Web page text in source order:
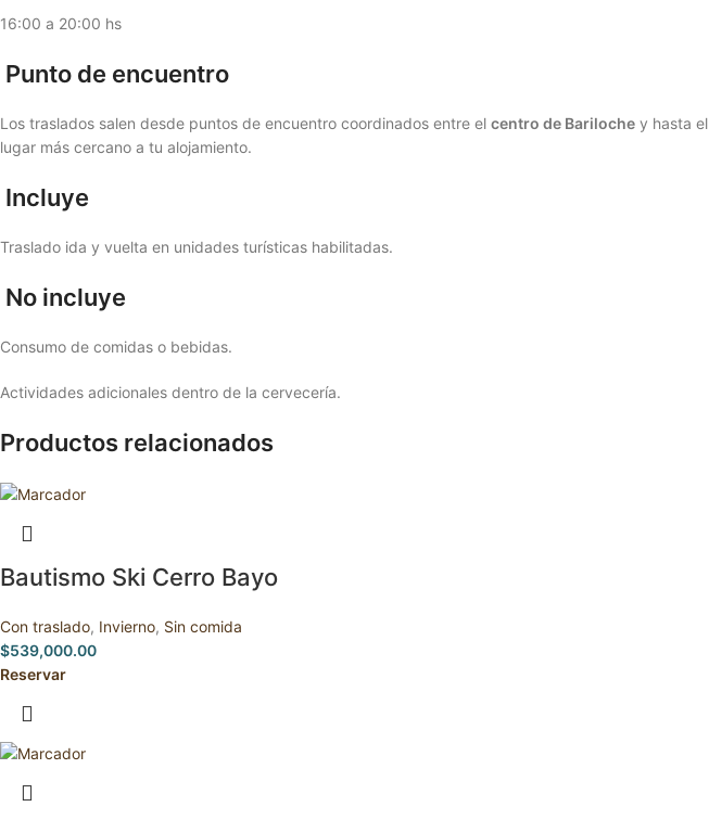
16:00 a 20:00 hs
Punto de encuentro
Los traslados salen desde puntos de encuentro coordinados entre el centro de Bariloche y hasta el
lugar más cercano a tu alojamiento.
Incluye
Traslado ida y vuelta en unidades turísticas habilitadas.
No incluye
Consumo de comidas o bebidas.
Actividades adicionales dentro de la cervecería.
Productos relacionados
Bautismo Ski Cerro Bayo
Con traslado, Invierno, Sin comida
$539,000.00
Reservar